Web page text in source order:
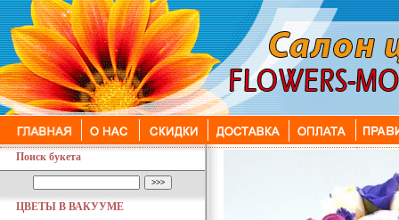
Поиск букета
ЦВЕТЫ В ВАКУУМЕ